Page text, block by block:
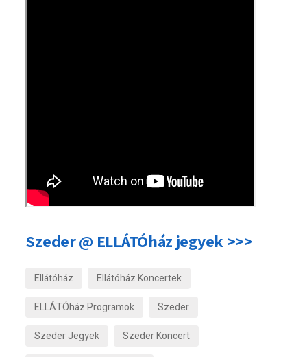
Szeder @ ELLÁTÓház jegyek >>>
Ellátóház
Ellátóház Koncertek
ELLÁTÓház Programok
Szeder
Szeder Jegyek
Szeder Koncert